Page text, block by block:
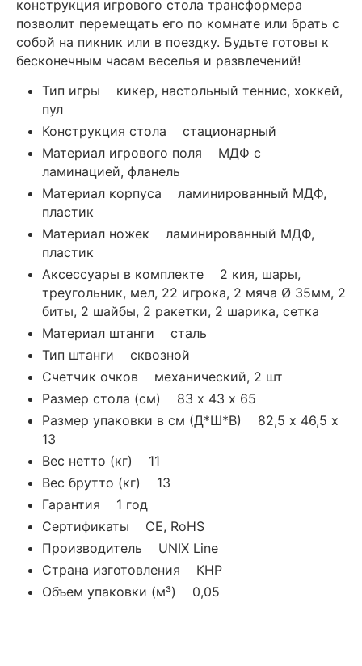
конструкция игрового стола трансформера
позволит перемещать его по комнате или брать с
собой на пикник или в поездку. Будьте готовы к
бесконечным часам веселья и развлечений!
Тип игры кикер, настольный теннис, хоккей,
пул
Конструкция стола стационарный
Материал игрового поля МДФ с
ламинацией, фланель
Материал корпуса ламинированный МДФ,
пластик
Материал ножек ламинированный МДФ,
пластик
Аксессуары в комплекте 2 кия, шары,
треугольник, мел, 22 игрока, 2 мяча Ø 35мм, 2
биты, 2 шайбы, 2 ракетки, 2 шарика, сетка
Материал штанги сталь
Тип штанги сквозной
Счетчик очков механический, 2 шт
Размер стола (см) 83 х 43 х 65
Размер упаковки в см (Д*Ш*В) 82,5 х 46,5 х
13
Вес нетто (кг) 11
Вес брутто (кг) 13
Гарантия 1 год
Сертификаты CE, RoHS
Производитель UNIX Line
Страна изготовления КНР
Объем упаковки (м³) 0,05